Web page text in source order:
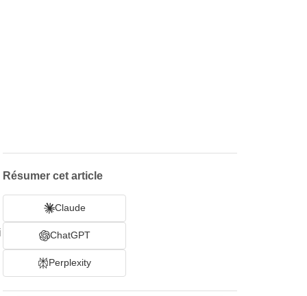
Résumer cet article
Claude
ChatGPT
Perplexity